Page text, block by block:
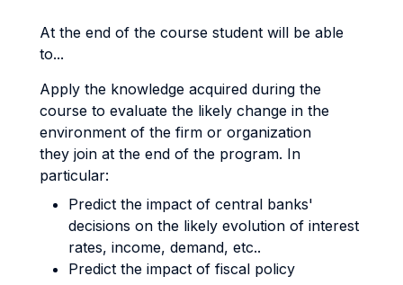
At the end of the course student will be able
to...
Apply the knowledge acquired during the
course to evaluate the likely change in the
environment of the firm or organization
they join at the end of the program. In
particular:
Predict the impact of central banks'
decisions on the likely evolution of interest
rates, income, demand, etc..
Predict the impact of fiscal policy